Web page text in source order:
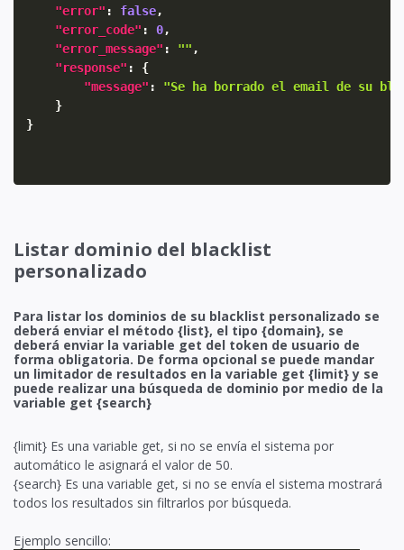
"error" : false,
"error_code" : 0,
"error_message" : "" ,
"response" :
{
"message" :
"Se ha borrado el email de su
}
}
Listar dominio del blacklist
personalizado
Para listar los dominios de su blacklist personalizado se
deberá enviar el método {list}, el tipo {domain}, se
deberá enviar la variable get del token de usuario de
forma obligatoria. De forma opcional se puede mandar
un limitador de resultados en la variable get {limit} y se
puede realizar una búsqueda de dominio por medio de la
variable get {search}
{limit} Es una variable get, si no se envía el sistema por
automático le asignará el valor de 50.
{search} Es una variable get, si no se envía el sistema mostrará
todos los resultados sin filtrarlos por búsqueda.
Ejemplo sencillo: